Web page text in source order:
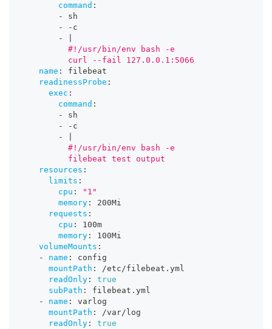
command :
-
sh
-
- c
-
          #!/usr/bin/env bash -e
          curl --fail 127.0.0.1:5066
name :
filebeat
readinessProbe :
exec :
command :
-
sh
-
- c
-
          #!/usr/bin/env bash -e
          filebeat test output
resources :
limits :
cpu :
"1"
memory :
200Mi
requests :
cpu :
100m
memory :
100Mi
volumeMounts :
-
name :
config
mountPath :
/etc/filebeat.yml
readOnly :
true
subPath :
filebeat.yml
-
name :
varlog
mountPath :
/var/log
readOnly :
true